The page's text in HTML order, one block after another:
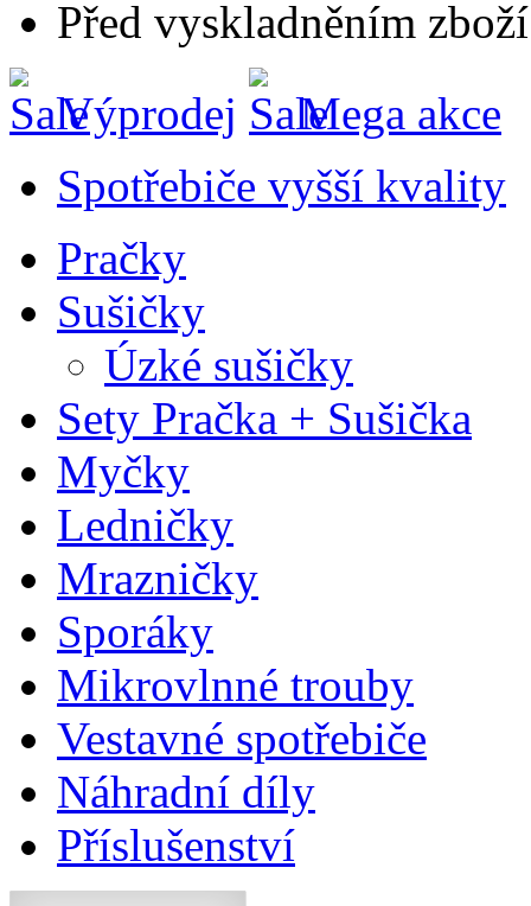
Před vyskladněním
Výprodej
Mega akce
Spotřebiče vyšší kvality
Pračky
Sušičky
Úzké sušičky
Sety Pračka + Sušička
Myčky
Ledničky
Mrazničky
Sporáky
Mikrovlnné trouby
Vestavné spotřebiče
Náhradní díly
Příslušenství